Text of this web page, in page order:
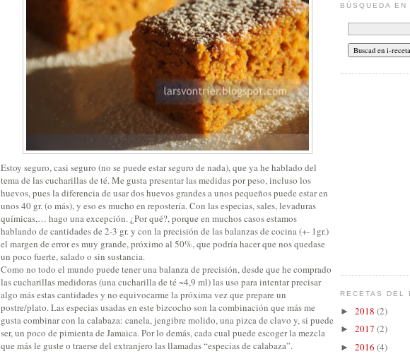
Estoy seguro, casi seguro (no se puede estar seguro de nada), que ya he hablado del
tema de las cucharillas de té. Me gusta presentar las medidas por peso, incluso los
huevos, pues la diferencia de usar dos huevos grandes a unos pequeños puede estar en
unos 40 gr. (o más), y eso es mucho en repostería. Con las especias, sales, levaduras
químicas,… hago una excepción. ¿Por qué?, porque en muchos casos estamos
hablando de cantidades de 2-3 gr. y con la precisión de las balanzas de cocina (+- 1gr.)
el margen de error es muy grande, próximo al 50%, que podría hacer que nos quedase
un poco fuerte, salado o sin sustancia.
Como no todo el mundo puede tener una balanza de precisión, desde que he comprado
las cucharillas medidoras (una cucharilla de té ~4,9 ml) las uso para intentar precisar
algo más estas cantidades y no equivocarme la próxima vez que prepare un
postre/plato. Las especias usadas en este bizcocho son la combinación que más me
gusta combinar con la calabaza: canela, jengibre molido, una pizca de clavo y, si puede
ser, un poco de pimienta de Jamaica. Por lo demás, cada cual puede escoger la mezcla
que más le guste o traerse del extranjero las llamadas “especias de calabaza”.
BÚSQUEDA
RECETAS DEL
► 2018 (2)
► 2017 (2)
► 2016 (4)